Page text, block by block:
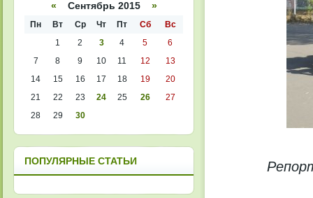
« Сентябрь 2015 »
Пн Вт Ср Чт Пт Сб
Вс
1
2 3 4 5
6
7
8 9 10 11 12
13
14
15 16 17 18 19
20
21
22 23 24 25 26
27
28
29 30
ПОПУЛЯРНЫЕ СТАТЬИ